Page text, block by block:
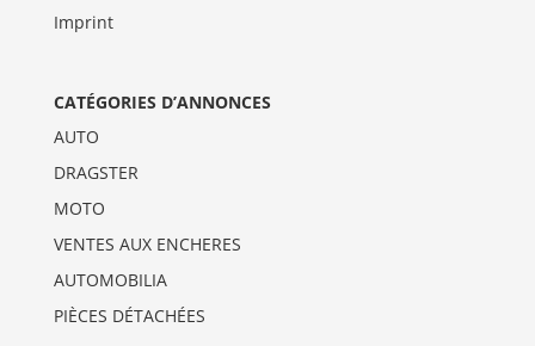
Imprint
CATÉGORIES D’ANNONCES
AUTO
DRAGSTER
MOTO
VENTES AUX ENCHERES
AUTOMOBILIA
PIÈCES DÉTACHÉES